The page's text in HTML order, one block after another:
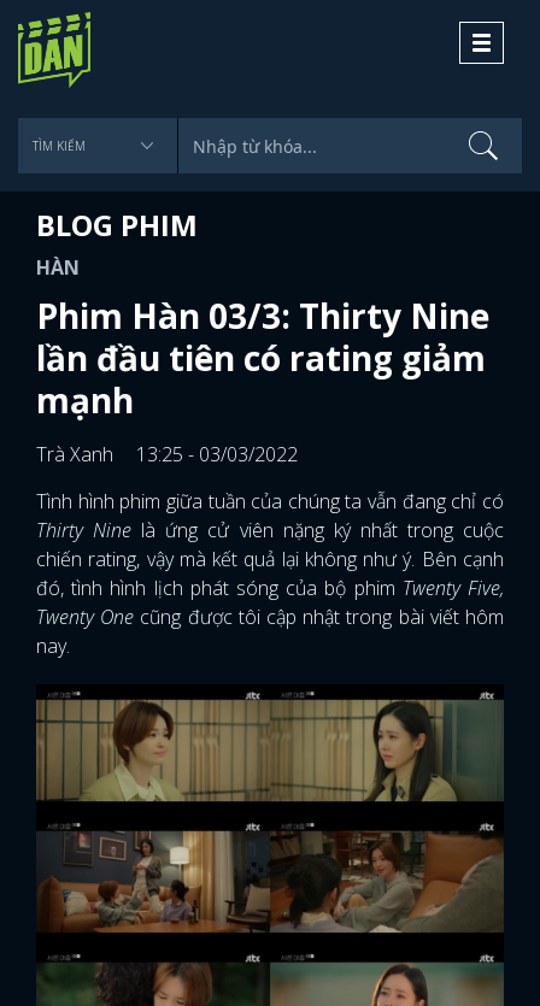
Toggle
BLOG PHIM
HÀN
Phim Hàn 03/3: Thirty Nine
lần đầu tiên có rating giảm
mạnh
Trà Xanh
13:25 - 03/03/2022
Tình hình phim giữa tuần của chúng ta vẫn đang chỉ có
Thirty Nine là ứng cử viên nặng ký nhất trong cuộc
chiến rating, vậy mà kết quả lại không như ý. Bên cạnh
đó, tình hình lịch phát sóng của bộ phim Twenty Five,
Twenty One cũng được tôi cập nhật trong bài viết hôm
nay.